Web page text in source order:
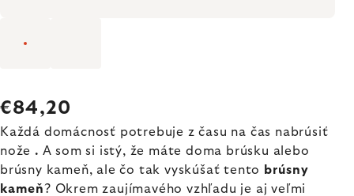
€84,20
Každá domácnosť potrebuje z času na čas nabrúsiť
nože . A som si istý, že máte doma brúsku alebo
brúsny kameň, ale čo tak vyskúšať tento
brúsny
kameň? Okrem zaujímavého vzhľadu je aj veľmi